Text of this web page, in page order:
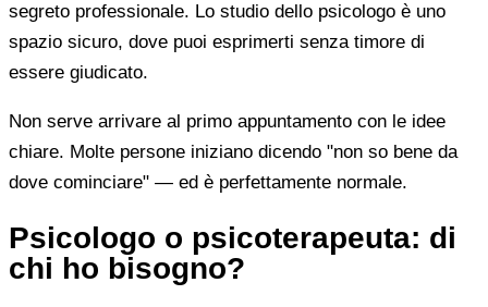
segreto professionale. Lo studio dello psicologo è uno
spazio sicuro, dove puoi esprimerti senza timore di
essere giudicato.
Non serve arrivare al primo appuntamento con le idee
chiare. Molte persone iniziano dicendo "non so bene da
dove cominciare" — ed è perfettamente normale.
Psicologo o psicoterapeuta: di
chi ho bisogno?